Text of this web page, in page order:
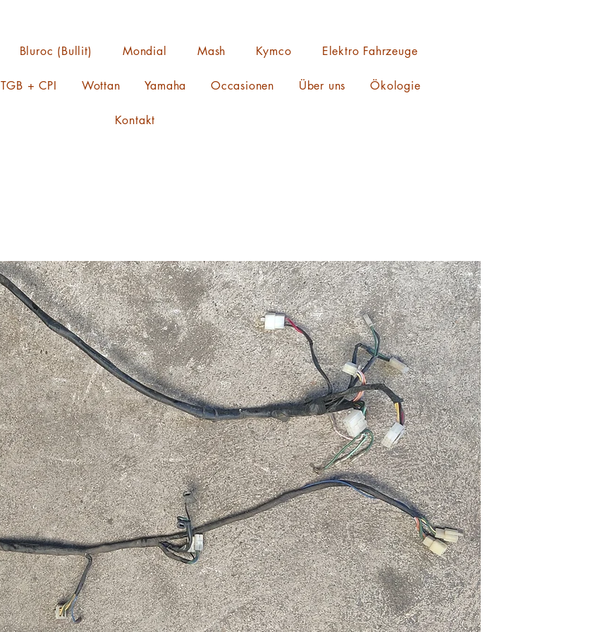
Bluroc (Bullit) Mondial Mash Kymco Elektro Fahrzeuge
TGB + CPI Wottan Yamaha Occasionen Über uns Ökologie
Kontakt